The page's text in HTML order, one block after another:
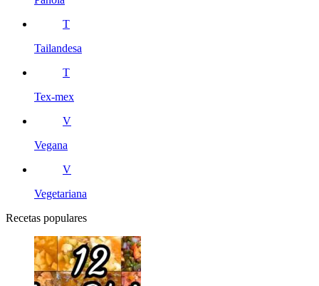
T
Tailandesa
T
Tex-mex
V
Vegana
V
Vegetariana
Recetas populares